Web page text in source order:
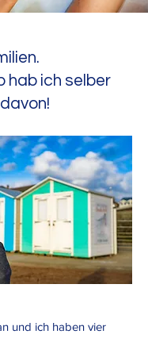
hab ich selber
und ich haben vier